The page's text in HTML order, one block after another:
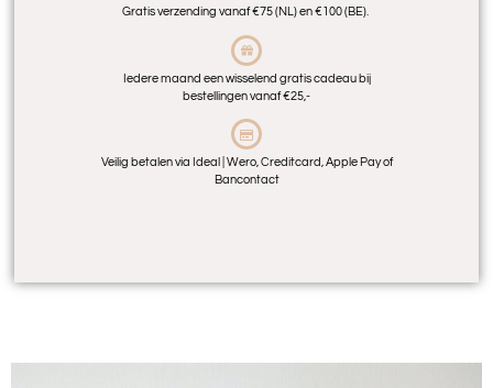
Gratis verzending vanaf €75 (NL) en €100 (BE).
Iedere maand een wisselend gratis cadeau bij
bestellingen vanaf €25,-
Veilig betalen via Ideal | Wero, Creditcard, Apple Pay of
Bancontact